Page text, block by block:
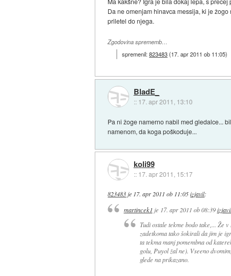
Da ne omenjam hinavca messija, ki je
priletel do njega.
Zgodovina sprememb…
spremenil:823483(17. apr 2011 ob 11:05)
BladE_
:: 17. apr 2011, 13:10
Pa ni žoge namerno nabil med gledalce...
namenom, da koga poškoduje...
koli99
:: 17. apr 2011, 15:17
823483 je 17. apr 2011 ob 11:05 izjavil:
martincek1 je 17. apr 2011 ob 08:39
Tudi ostale tekme bodo take,... Že
zadetkoma tako šokirali da jim je
ta tekma manj pomembna od
golu, Puyol žal ne). Vseeno
glede na prikazano.